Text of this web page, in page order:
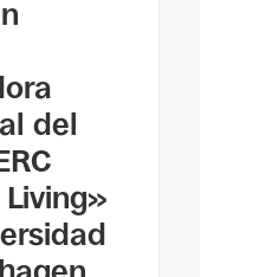
del